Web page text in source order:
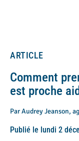
ARTICLE
Comment
est proche
Par Audrey Jeanson,
Publié le lundi 2